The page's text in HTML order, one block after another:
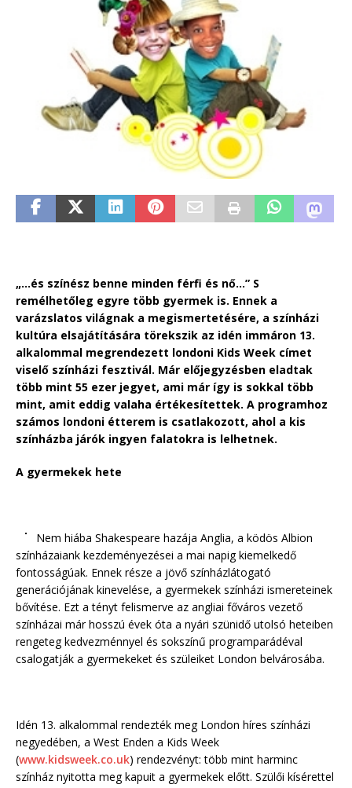
„…és színész benne minden férfi és nő…” S
remélhetőleg egyre több gyermek is. Ennek a
varázslatos világnak a megismertetésére, a színházi
kultúra elsajátítására törekszik az idén immáron 13.
alkalommal megrendezett londoni Kids Week címet
viselő színházi fesztivál. Már előjegyzésben eladtak
több mint 55 ezer jegyet, ami már így is sokkal több
mint, amit eddig valaha értékesítettek. A programhoz
számos londoni étterem is csatlakozott, ahol a kis
színházba járók ingyen falatokra is lelhetnek.
A gyermekek hete
Nem hiába Shakespeare hazája Anglia, a ködös Albion
színházaiank kezdeményezései a mai napig kiemelkedő
fontosságúak. Ennek része a jövő színházlátogató
generációjának kinevelése, a gyermekek színházi ismereteinek
bővítése. Ezt a tényt felismerve az angliai főváros vezető
színházai már hosszú évek óta a nyári szünidő utolsó heteiben
rengeteg kedvezménnyel és sokszínű programparádéval
csalogatják a gyermekeket és szüleiket London belvárosába.
Idén 13. alkalommal rendezték meg London híres színházi
negyedében, a West Enden a Kids Week
(www.kidsweek.co.uk) rendezvényt: több mint harminc
színház nyitotta meg kapuit a gyermekek előtt. Szülői kísérettel